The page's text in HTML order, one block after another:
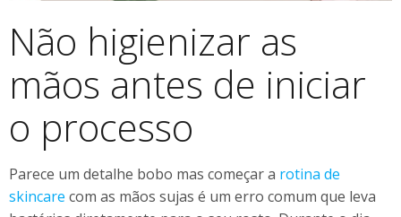
Não higienizar as
mãos antes de iniciar
o processo
Parece um detalhe bobo mas começar a rotina de
skincare com as mãos sujas é um erro comum que leva